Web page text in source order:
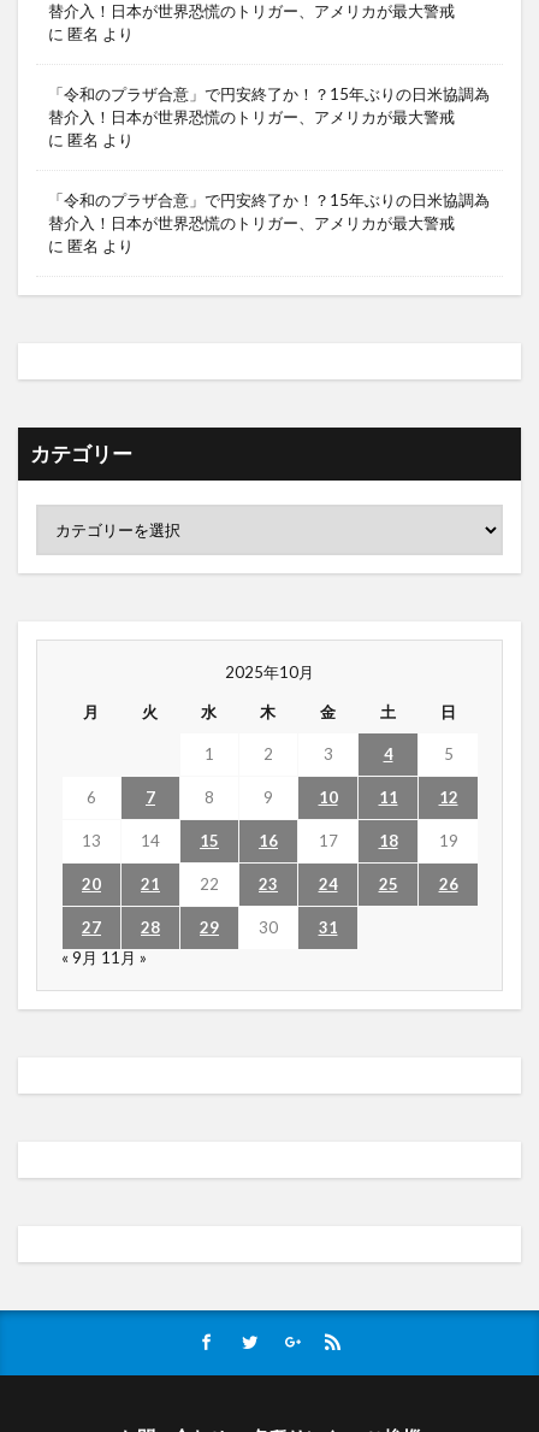
替介入！日本が世界恐慌のトリガー、アメリカが最大警戒
に 匿名 より
「令和のプラザ合意」で円安終了か！？15年ぶりの日米協調為
替介入！日本が世界恐慌のトリガー、アメリカが最大警戒
に 匿名 より
「令和のプラザ合意」で円安終了か！？15年ぶりの日米協調為
替介入！日本が世界恐慌のトリガー、アメリカが最大警戒
に 匿名 より
カテゴリー
2025年10月
月 火 水 木 金 土 日
1 2 3 4 5
6 7 8 9 10 11 12
13 14 15 16 17 18 19
20 21 22 23 24 25 26
27 28 29 30
31
« 9月 11月 »